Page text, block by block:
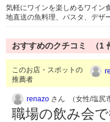
気軽にワインを楽しめるワイン
地直送の魚料理、パスタ、デザ
おすすめのクチコミ （1
このお店・スポットの
推薦者
renazo さん （女性/塩尻
職場の飲み会